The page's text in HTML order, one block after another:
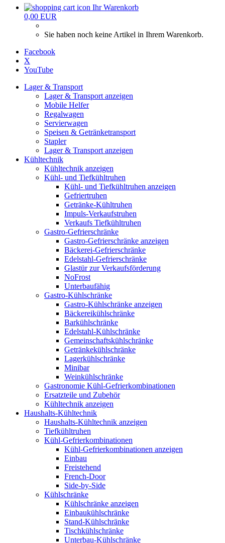
Ihr Warenkorb
0,00 EUR
Sie haben noch keine Artikel in Ihrem Warenkorb.
Facebook
X
YouTube
Lager & Transport
Lager & Transport anzeigen
Mobile Helfer
Regalwagen
Servierwagen
Speisen & Getränketransport
Stapler
Lager & Transport anzeigen
Kühltechnik
Kühltechnik anzeigen
Kühl- und Tiefkühltruhen
Kühl- und Tiefkühltruhen anzeigen
Gefriertruhen
Getränke-Kühltruhen
Impuls-Verkaufstruhen
Verkaufs Tiefkühltruhen
Gastro-Gefrierschränke
Gastro-Gefrierschränke anzeigen
Bäckerei-Gefrierschränke
Edelstahl-Gefrierschränke
Glastür zur Verkaufsförderung
NoFrost
Unterbaufähig
Gastro-Kühlschränke
Gastro-Kühlschränke anzeigen
Bäckereikühlschränke
Barkühlschränke
Edelstahl-Kühlschränke
Gemeinschaftskühlschränke
Getränkekühlschränke
Lagerkühlschränke
Minibar
Weinkühlschränke
Gastronomie Kühl-Gefrierkombinationen
Ersatzteile und Zubehör
Kühltechnik anzeigen
Haushalts-Kühltechnik
Haushalts-Kühltechnik anzeigen
Tiefkühltruhen
Kühl-Gefrierkombinationen
Kühl-Gefrierkombinationen anzeigen
Einbau
Freistehend
French-Door
Side-by-Side
Kühlschränke
Kühlschränke anzeigen
Einbaukühlschränke
Stand-Kühlschränke
Tischkühlschränke
Unterbau-Kühlschränke